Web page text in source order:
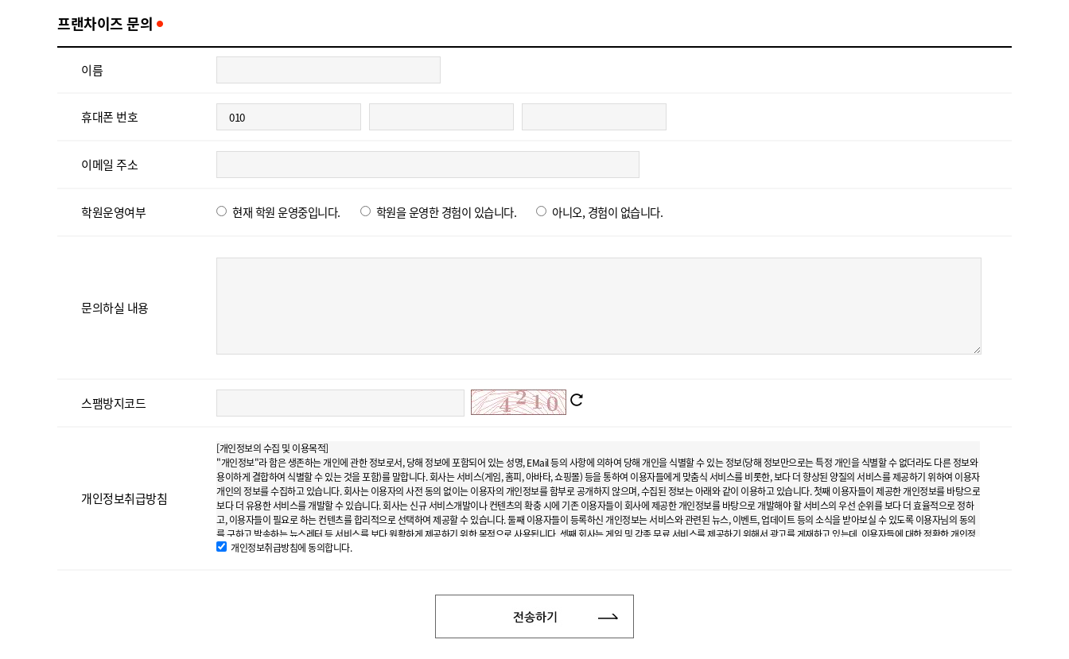
프랜차이즈 문의
이름
휴대폰 번호
이메일 주소
학원운영여부 현재 학원 운영중입니다. 학원을 운영한 경험이 있습니다. 아니오, 경험이 없습니다.
문의하실 내용
스팸방지코드
개인정보취급방침
[개인정보의 수집 및 이용목적]
"개인정보"라 함은 생존하는 개인에 관한 정보로서, 당해 정보에 포함되어 있는 성명, EMail 등의 사항에 의하여 당해 개인을 식별할 수 있는 정보(당해 정보만으로는 특정 개인을 식별할 수 없더라도 다른 정보와
용이하게 결합하여 식별할 수 있는 것을 포함)를 말합니다. 회사는 서비스(게임, 홈피, 아바타, 쇼핑몰) 등을 통하여 이용자들에게 맞춤식 서비스를 비롯한, 보다 더 향상된 양질의 서비스를 제공하기 위하여 이용자
개인의 정보를 수집하고 있습니다. 회사는 이용자의 사전 동의 없이는 이용자의 개인정보를 함부로 공개하지 않으며, 수집된 정보는 아래와 같이 이용하고 있습니다. 첫째 이용자들이 제공한 개인정보를 바탕으로
보다 더 유용한 서비스를 개발할 수 있습니다. 회사는 신규 서비스개발이나 컨텐츠의 확충 시에 기존 이용자들이 회사에 제공한 개인정보를 바탕으로 개발해야 할 서비스의 우선 순위를 보다 더 효율적으로 정하
고, 이용자들이 필요로 하는 컨텐츠를 합리적으로 선택하여 제공할 수 있습니다. 둘째 이용자들이 등록하신 개인정보는 서비스와 관련된 뉴스, 이벤트, 업데이트 등의 소식을 받아보실 수 있도록 이용자님의 동의
를 구하고 발송하는 뉴스레터 등 서비스를 보다 원활하게 제공하기 위한 목적으로 사용됩니다. 셋째 회사는 게임 및 각종 무료 서비스를 제공하기 위해서 광고를 게재하고 있는데, 이용자들에 대한 정확한 개인정
보를 바탕으로 각 서비스나 메뉴 등에 적절하게 광고와 내용들을 전달해 드릴 수 있으며, 이것은 궁극적으로 이용자 여러분들께 드리는 또 하나의 정보로서의 가치를 지니게 됩니다. 회사는 광고주들로부터 광고
는 핸드폰번호 중 택일), 전자우편 주소입니다. 또한 회사가 주관하는 경매, 설문조사나 이벤트 행사 시 통계분석이나 경품제공 등을 위해 선별적으로 개인정보 입력을 요청할 수 있고, 회사가 발송하는 광고 메일
수신과 함께 이벤트, 경품 등의 혜택을 받는 광고 메일 수신자가 되는 경우에도 선별적으로 개인정보 입력을 요청 받을 수 있습니다. 그러나 이러한 경우에도 이용자의 기본적 인권침해의 우려가 있는 민감한 개인
개인정보취급방침에 동의합니다.